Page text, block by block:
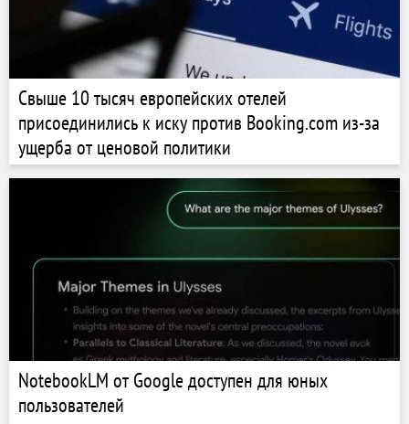
Свыше 10 тысяч европейских отелей
присоединились к иску против Booking.com из-за
ущерба от ценовой политики
NotebookLM от Google доступен для юных
пользователей